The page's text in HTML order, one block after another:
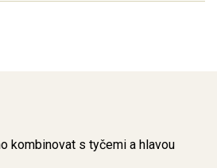
kombinovat s tyčemi a hlavou